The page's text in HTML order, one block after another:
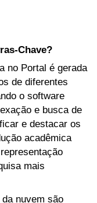
Chave?
no Portal é gerada
de diferentes
o software
e busca de
e destacar os
acadêmica
mais
nuvem são